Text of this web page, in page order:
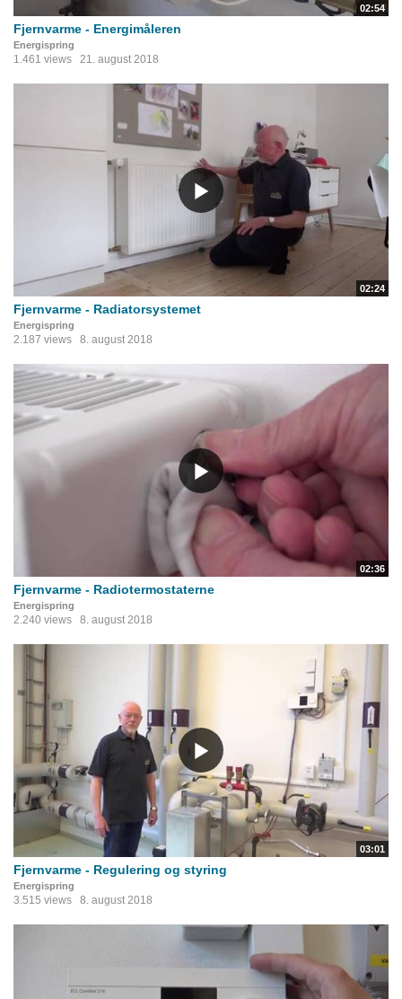
02:54
Fjernvarme - Energimåleren
Energispring
1.461 views 21. august 2018
02:24
Fjernvarme - Radiatorsystemet
Energispring
2.187 views 8. august 2018
02:36
Fjernvarme - Radiotermostaterne
Energispring
2.240 views 8. august 2018
03:01
Fjernvarme - Regulering og styring
Energispring
3.515 views 8. august 2018